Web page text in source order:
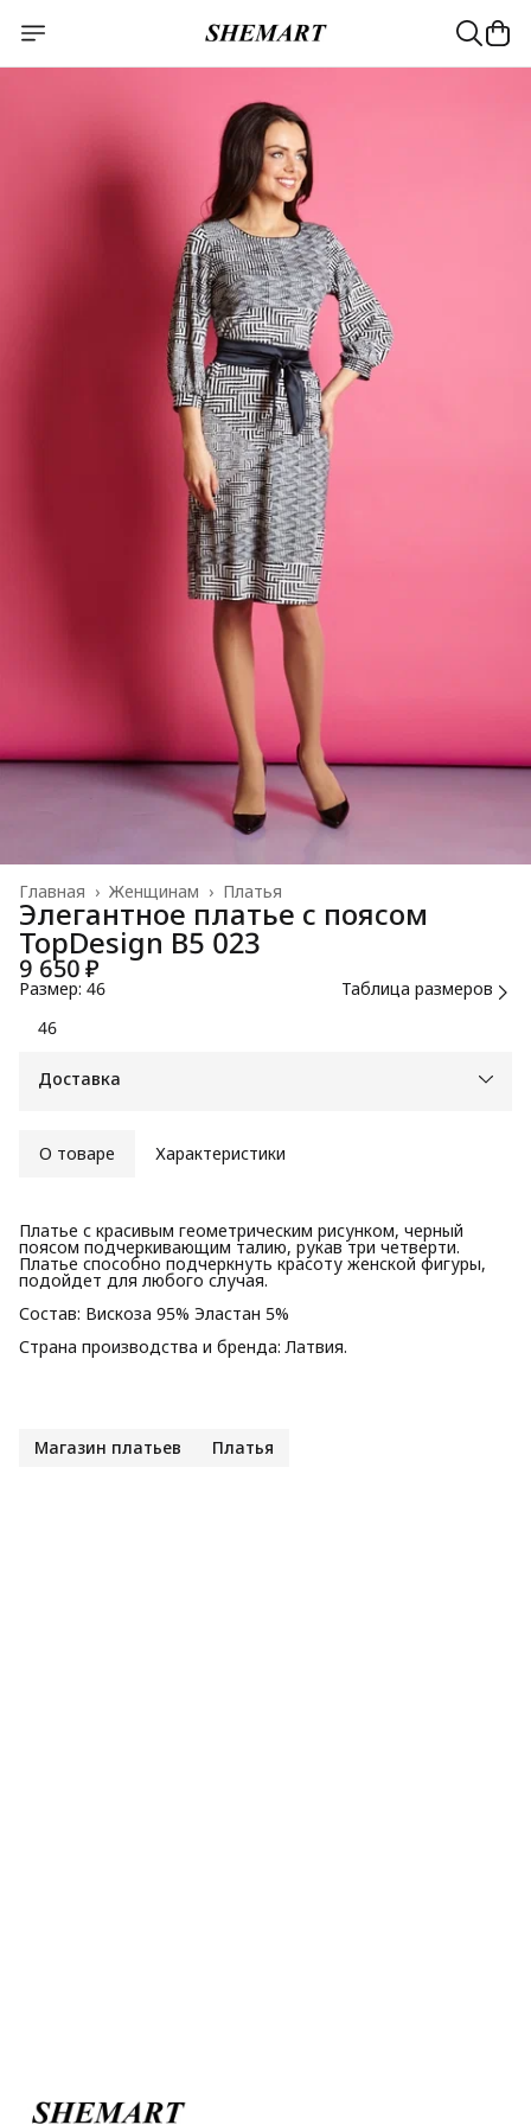
Платья
Женщинам ›
Главная ›
Элегантное платье с поясом
TopDesign В5 023
9 650 ₽
Размер: 46
Таблица размеров
46
Доставка
О товаре Характеристики
Платье с красивым геометрическим рисунком, черный
поясом подчеркивающим талию, рукав три четверти.
Платье способно подчеркнуть красоту женской фигуры,
подойдет для любого случая.
Состав: Вискоза 95% Эластан 5%
Страна производства и бренда: Латвия.
Магазин платьев Платья